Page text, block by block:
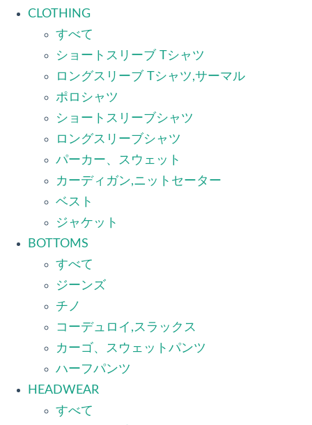
CLOTHING
すべて
ショートスリーブ Tシャツ
ロングスリーブ Tシャツ,サーマル
ポロシャツ
ショートスリーブシャツ
ロングスリーブシャツ
パーカー、スウェット
カーディガン,ニットセーター
ベスト
ジャケット
BOTTOMS
すべて
ジーンズ
チノ
コーデュロイ,スラックス
カーゴ、スウェットパンツ
ハーフパンツ
HEADWEAR
すべて